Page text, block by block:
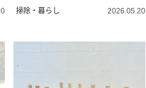
掃除・暮らし 2026.05.20